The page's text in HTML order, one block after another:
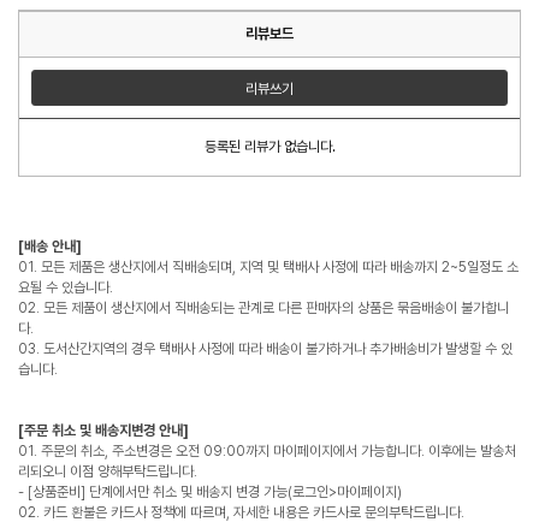
리뷰보드
리뷰쓰기
등록된 리뷰가 없습니다.
[배송 안내]
01. 모든 제품은 생산지에서 직배송되며, 지역 및 택배사 사정에 따라 배송까지 2~5일정도 소
요될 수 있습니다.
02. 모든 제품이 생산지에서 직배송되는 관계로 다른 판매자의 상품은 묶음배송이 불가합니
다.
03. 도서산간지역의 경우 택배사 사정에 따라 배송이 불가하거나 추가배송비가 발생할 수 있
습니다.
[주문 취소 및 배송지변경 안내]
01. 주문의 취소, 주소변경은 오전 09:00까지 마이페이지에서 가능합니다. 이후에는 발송처
리되오니 이점 양해부탁드립니다.
- [상품준비] 단계에서만 취소 및 배송지 변경 가능(로그인>마이페이지)
02. 카드 환불은 카드사 정책에 따르며, 자세한 내용은 카드사로 문의부탁드립니다.